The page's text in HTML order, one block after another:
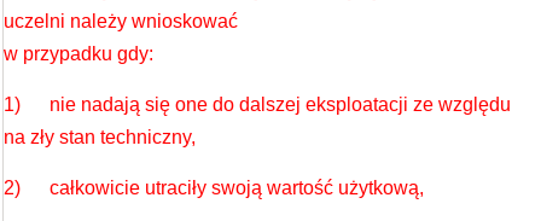
uczelni należy wnioskować
w przypadku gdy:
1) nie nadają się one do dalszej eksploatacji ze względu
na zły stan techniczny,
2) całkowicie utraciły swoją wartość użytkową,